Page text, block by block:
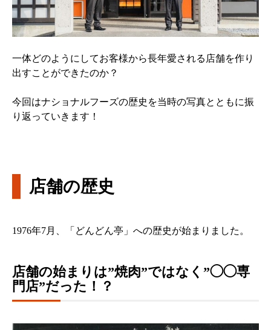
一体どのようにしてお客様から長年愛される店舗を作り
出すことができたのか？
今回はナショナルフーズの歴史を当時の写真とともに振
り返っていきます！
店舗の歴史
1976年7月、「どんどん亭」への歴史が始まりました。
店舗の始まりは”焼肉”ではなく”◯◯専
門店”だった！？